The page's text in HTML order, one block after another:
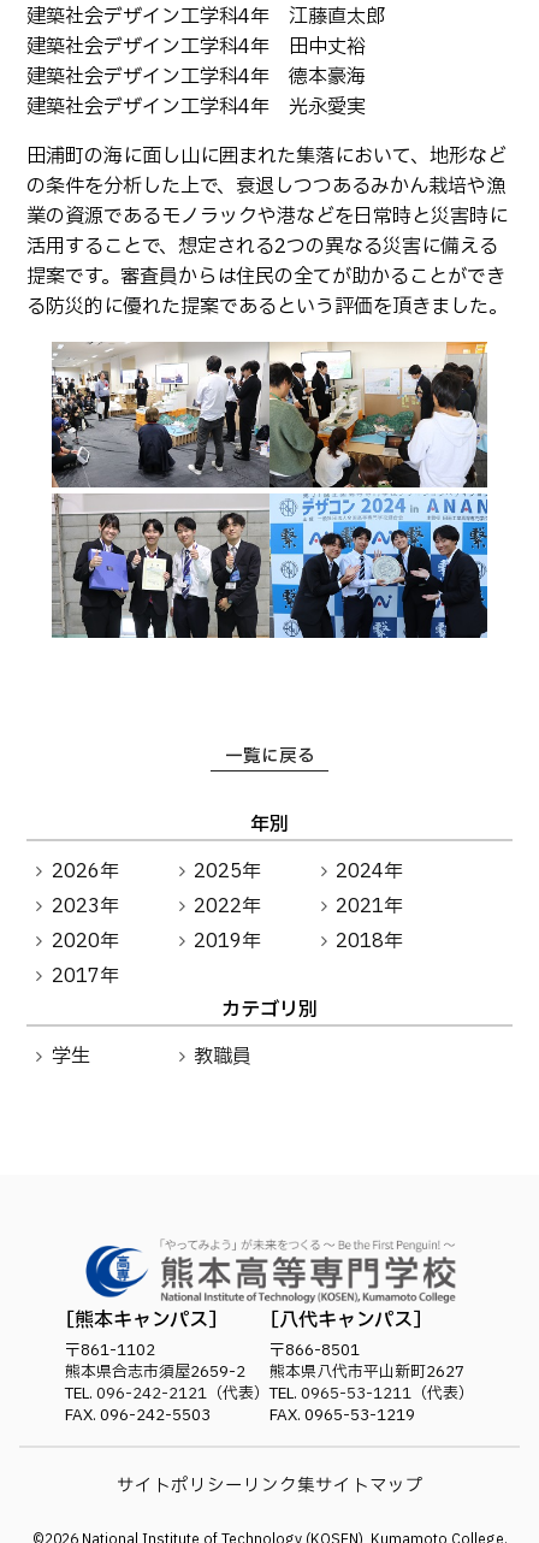
建築社会デザイン工学科4年 江藤直太郎
建築社会デザイン工学科4年 田中丈裕
建築社会デザイン工学科4年 德本豪海
建築社会デザイン工学科4年 光永愛実
田浦町の海に面し山に囲まれた集落において、地形など
の条件を分析した上で、衰退しつつあるみかん栽培や漁
業の資源であるモノラックや港などを日常時と災害時に
活用することで、想定される2つの異なる災害に備える
提案です。審査員からは住民の全てが助かることができ
る防災的に優れた提案であるという評価を頂きました。
一覧に戻る
年別
2026年
2025年
2024年
2023年
2022年
2021年
2020年
2019年
2018年
2017年
カテゴリ別
学生
教職員
熊本キャンパス
〒861-1102
熊本県合志市須屋2659-2
TEL. 096-242-2121 （代表）
FAX. 096-242-5503
八代キャンパス
〒866-8501
熊本県八代市平山新町2627
TEL. 0965-53-1211 （代表）
FAX. 0965-53-1219
サイトポリシー リンク集サイトマップ